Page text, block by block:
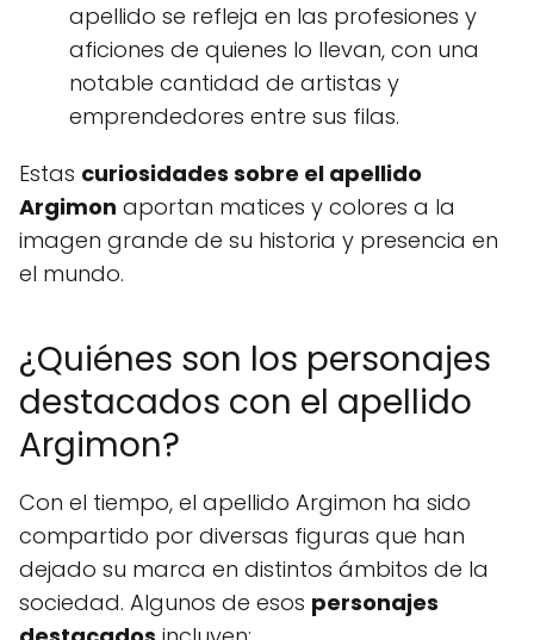
apellido se refleja en las profesiones y
aficiones de quienes lo llevan, con una
notable cantidad de artistas y
emprendedores entre sus filas.
Estas curiosidades sobre el apellido
Argimon aportan matices y colores a la
imagen grande de su historia y presencia en
el mundo.
¿Quiénes son los personajes
destacados con el apellido
Argimon?
Con el tiempo, el apellido Argimon ha sido
compartido por diversas figuras que han
dejado su marca en distintos ámbitos de la
sociedad. Algunos de esos personajes